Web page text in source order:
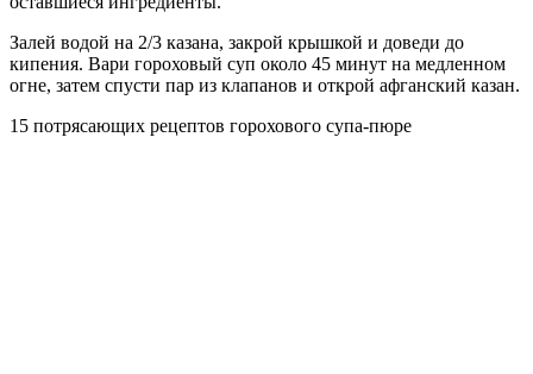
Залей водой на 2/3 казана, закрой крышкой и доведи до
кипения. Вари гороховый суп около 45 минут на медленном
огне, затем спусти пар из клапанов и открой афганский казан.
15 потрясающих рецептов горохового супа-пюре